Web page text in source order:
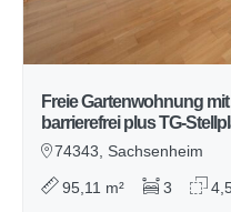
Freie Gartenwohnung
barrierefrei plus TG-
74343, Sachsenheim
95,11 m² 3